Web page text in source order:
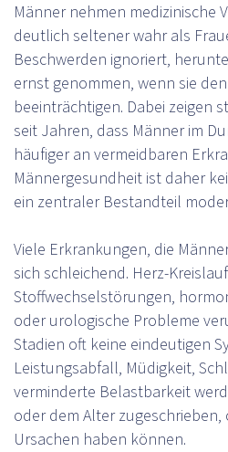
Männer nehmen medizinische
deutlich seltener wahr als
Beschwerden ignoriert,
ernst genommen, wenn sie
beeinträchtigen. Dabei zeigen
seit Jahren, dass Männer im
häufiger an vermeidbaren
Männergesundheit ist daher
ein zentraler Bestandteil
Viele Erkrankungen, die
sich schleichend. Herz-
Stoffwechselstörungen,
oder urologische Probleme
Stadien oft keine eindeutigen
Leistungsabfall, Müdigkeit,
verminderte Belastbarkeit
oder dem Alter
Ursachen haben können.